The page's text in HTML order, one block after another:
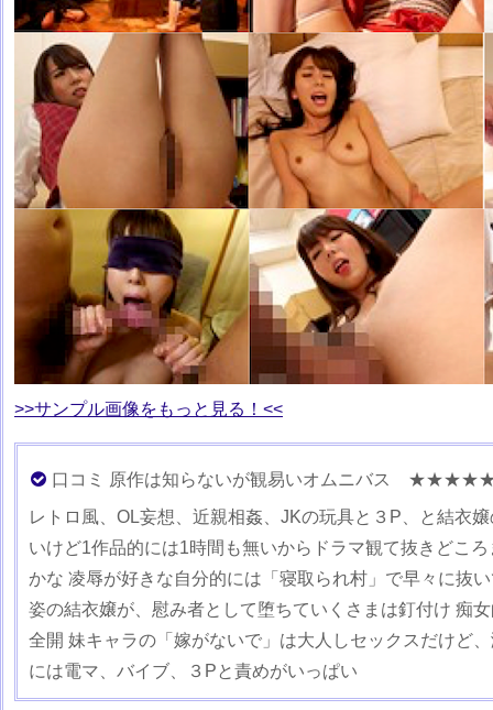
>>サンプル画像をもっと見る！<<
口コミ 原作は知らないが観易いオムニバス
レトロ風、OL妄想、近親相姦、JKの玩具と３P、と結衣
いけど1作品的には1時間も無いからドラマ観て抜きどこ
かな 凌辱が好きな自分的には「寝取られ村」で早々に抜
姿の結衣嬢が、慰み者として堕ちていくさまは釘付け 痴
全開 妹キャラの「嫁がないで」は大人しセックスだけど
には電マ、バイブ、３Pと責めがいっぱい